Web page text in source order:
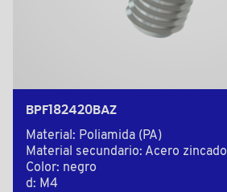
BPF182420BAZ
Material: Poliamida (PA)
Material secundario: Acero zincado
Color: negro
d: M4